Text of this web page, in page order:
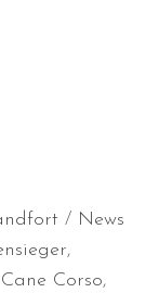
News
,
Cane Corso,